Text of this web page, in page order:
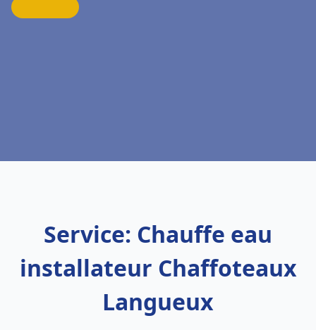
Service: Chauffe eau
installateur Chaffoteaux
Langueux